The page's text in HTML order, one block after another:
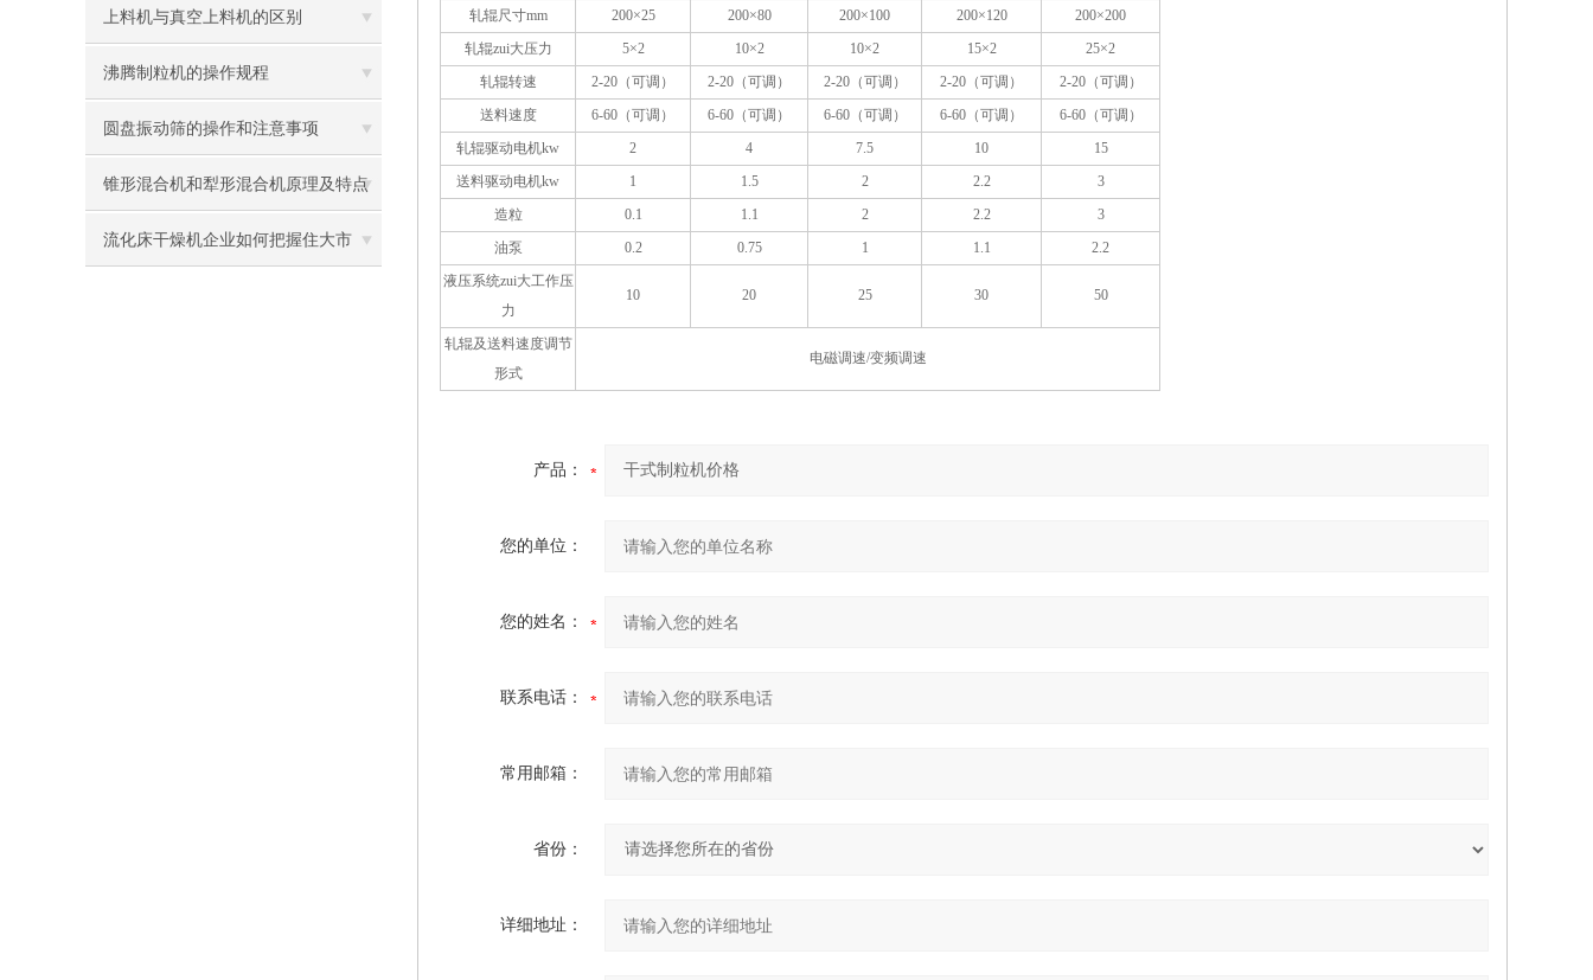
项
上料机与真空上料机的区别
沸腾制粒机的操作规程
圆盘振动筛的操作和注意事项
锥形混合机和犁形混合机原理及特点
流化床干燥机企业如何把握住大市
轧辊尺寸mm
200×25 200×80 200×100 200×120
200×200
轧辊zui大压力
5×2 10×2 10×2 15×2
25×2
轧辊转速
2-20（可调） 2-20（可调） 2-20（可调） 2-20（可调）
2-20（可调）
送料速度
6-60（可调） 6-60（可调） 6-60（可调） 6-60（可调）
6-60（可调）
轧辊驱动电机kw
2 4 7.5 10
15
送料驱动电机kw
1 1.5 2 2.2
3
造粒
0.1 1.1 2 2.2
3
油泵
0.2 0.75 1 1.1
2.2
液压系统zui大工作压
力
10 20 25 30 50
轧辊及送料速度调节
形式
电磁调速/变频调速
产品：
您的单位：
您的姓名：
联系电话：
常用邮箱：
省份：
详细地址：